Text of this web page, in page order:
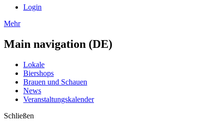
Login
Mehr
Main navigation (DE)
Lokale
Biershops
Brauen und Schauen
News
Veranstaltungskalender
Schließen